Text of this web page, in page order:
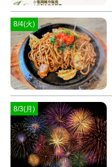
8/4(火)
8/3(月)